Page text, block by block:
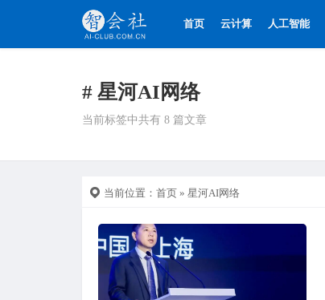
首页 云计算 人工智能
# 星河AI网络
当前标签中共有 8 篇文章
当前位置： 首页 » 星河AI网络